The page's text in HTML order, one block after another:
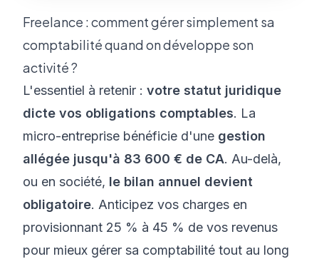
Freelance : comment gérer simplement sa
comptabilité quand on développe son
activité ?
L'essentiel à retenir : votre statut juridique
dicte vos obligations comptables. La
micro-entreprise bénéficie d'une gestion
allégée jusqu'à 83 600 € de CA. Au-delà,
ou en société, le bilan annuel devient
obligatoire. Anticipez vos charges en
provisionnant 25 % à 45 % de vos revenus
pour mieux gérer sa comptabilité tout au long